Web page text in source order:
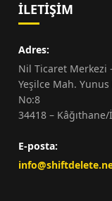
İLETIŞIM
Adres:
Nil Ticaret Merkezi
Yeşilce Mah. Yunus
No:8
34418 –
E-posta: